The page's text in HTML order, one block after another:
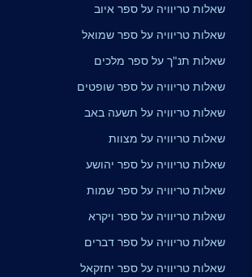
שאלות טריוויה על ספר איוב
שאלות טריוויה על ספר שמואל
שאלות תנ"ך על ספר מלכים
שאלות טריוויה על ספר שופטים
שאלות טריוויה על תשעה באב
שאלות טריוויה על מצוות
שאלות טריוויה על ספר יהושע
שאלות טריוויה על ספר שמות
שאלות טריוויה על ספר ויקרא
שאלות טריוויה על ספר דברים
שאלות טריוויה על ספר יחזקאל